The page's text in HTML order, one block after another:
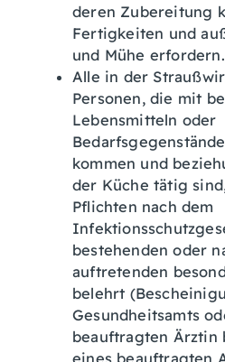
deren Zubereitung
Fertigkeiten und
und Mühe erfordern.
Alle in der
Personen, die mit
Lebensmitteln oder
kommen und
der Küche tätig
Pflichten nach dem
bestehenden oder
auftretenden
belehrt
Gesundheitsamts
beauftragten Ärztin
eines beauftragten